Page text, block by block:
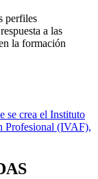
perfiles
a las
la formación
se crea el Instituto
Profesional (IVAF),